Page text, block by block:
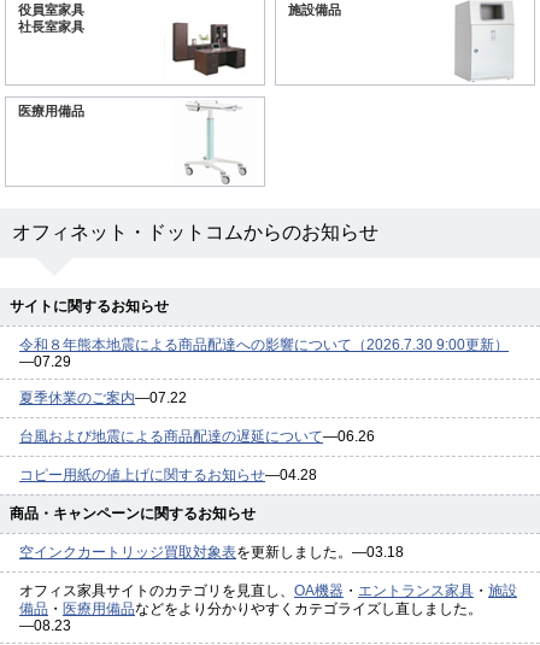
役員室家具
社長室家具
施設備品
医療用備品
オフィネット・ドットコムからのお知らせ
サイトに関するお知らせ
令和８年熊本地震による商品配達への影響について（2026.7.30 9:00更新）
―07.29
夏季休業のご案内―07.22
台風および地震による商品配達の遅延について―06.26
コピー用紙の値上げに関するお知らせ―04.28
商品・キャンペーンに関するお知らせ
空インクカートリッジ買取対象表を更新しました。―03.18
オフィス家具サイトのカテゴリを見直し、 OA機器 ・ エントランス家具 ・ 施設
備品 ・ 医療用備品などをより分かりやすくカテゴライズし直しました。
―08.23